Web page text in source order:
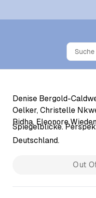
Denise Bergold-
Oelker, Christelle
Ridha, Eleonore
Spiegelblicke.
Deutschland.
Out